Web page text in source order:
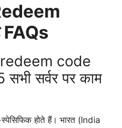
code
सर्वर पर काम
होते हैं। भारत (India